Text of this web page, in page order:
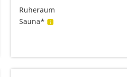
Ruheraum
Sauna*